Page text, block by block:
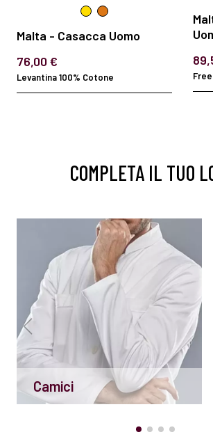
Malta - Casacca Uomo
76,00 €
Levantina 100% Cotone
COMPLETA IL TUO
Camici